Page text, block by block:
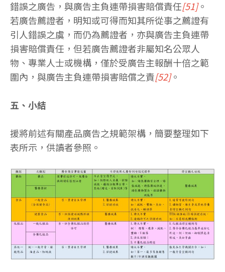
錯誤之廣告，與廣告主負連帶損害賠償責任[51]。
若廣告薦證者，明知或可得而知其所從事之薦證有
引人錯誤之虞，而仍為薦證者，亦與廣告主負連帶
損害賠償責任，但若廣告薦證者非屬知名公眾人
物、專業人士或機構，僅於受廣告主報酬十倍之範
圍內，與廣告主負連帶損害賠償之責[52]。
五、小結
援將前述有關產品廣告之規範架構，簡要整理如下
表所示，供讀者參照。